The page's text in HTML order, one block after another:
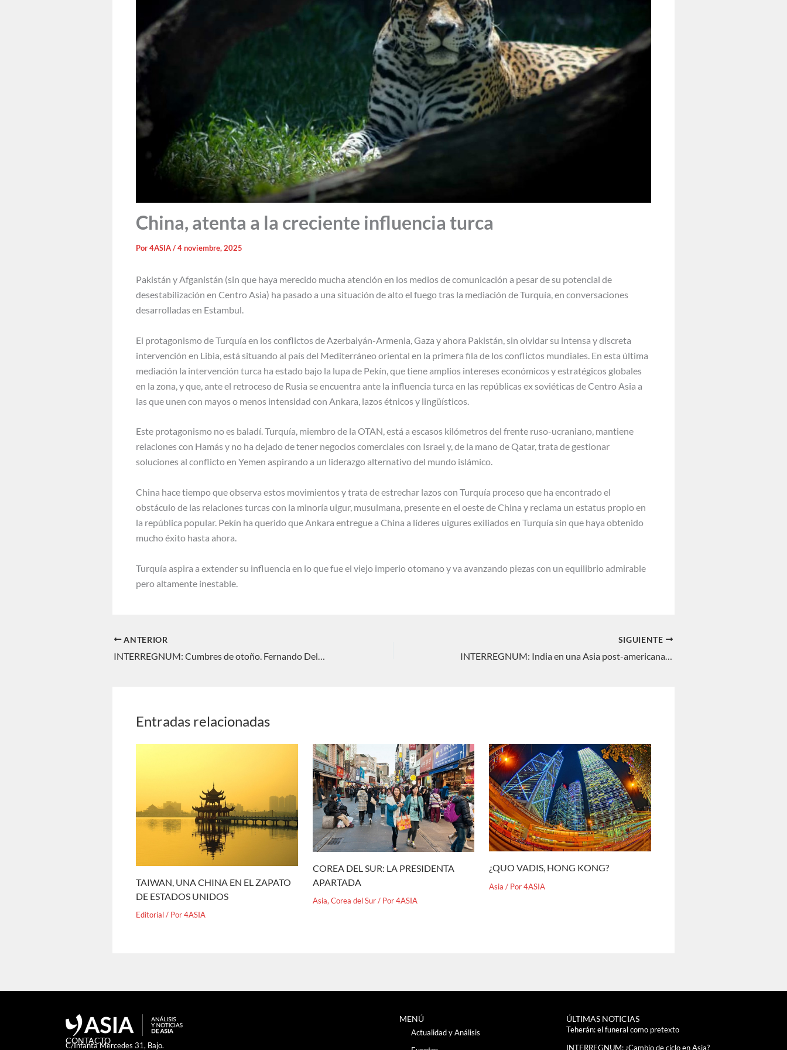
China, atenta a la creciente influencia turca
Por4ASIA/4 noviembre, 2025
Pakistán y Afganistán (sin que haya merecido mucha atención en los medios de comunicación a pesar de su potencial de
desestabilización en Centro Asia) ha pasado a una situación de alto el fuego tras la mediación de Turquía, en conversaciones
desarrolladas en Estambul.
El protagonismo de Turquía en los conflictos de Azerbaiyán-Armenia, Gaza y ahora Pakistán, sin olvidar su intensa y discreta
intervención en Libia, está situando al país del Mediterráneo oriental en la primera fila de los conflictos mundiales. En esta última
mediación la intervención turca ha estado bajo la lupa de Pekín, que tiene amplios intereses económicos y estratégicos globales
en la zona, y que, ante el retroceso de Rusia se encuentra ante la influencia turca en las repúblicas ex soviéticas de Centro Asia a
las que unen con mayos o menos intensidad con Ankara, lazos étnicos y lingüísticos.
Este protagonismo no es baladí. Turquía, miembro de la OTAN, está a escasos kilómetros del frente ruso-ucraniano, mantiene
relaciones con Hamás y no ha dejado de tener negocios comerciales con Israel y, de la mano de Qatar, trata de gestionar
soluciones al conflicto en Yemen aspirando a un liderazgo alternativo del mundo islámico.
China hace tiempo que observa estos movimientos y trata de estrechar lazos con Turquía proceso que ha encontrado el
obstáculo de las relaciones turcas con la minoría uigur, musulmana, presente en el oeste de China y reclama un estatus propio en
la república popular. Pekín ha querido que Ankara entregue a China a líderes uigures exiliados en Turquía sin que haya obtenido
mucho éxito hasta ahora.
Turquía aspira a extender su influencia en lo que fue el viejo imperio otomano y va avanzando piezas con un equilibrio admirable
pero altamente inestable.
ANTERIOR
INTERREGNUM: Cumbres de otoño. Fernando Delage
SIGUIENTE
INTERREGNUM: India en una Asia post-americana. Fernando Delage
Entradas relacionadas
TAIWAN, UNA CHINA EN EL ZAPATO
DE ESTADOS UNIDOS
Editorial/ Por4ASIA
COREA DEL SUR: LA PRESIDENTA
APARTADA
Asia, Corea del Sur/ Por4ASIA
¿QUO VADIS, HONG KONG?
Asia / Por4ASIA
CONTACTO
C/Infanta Mercedes 31, Bajo.
MENÚ
Actualidad y Análisis
ÚLTIMAS NOTICIAS
Teherán: el funeral como pretexto
INTERREGNUM: ¿Cambio de ciclo en Asia?